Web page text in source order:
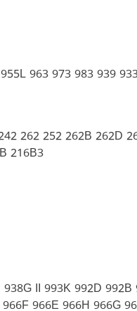
963 973 983 939
262 252 262B 262D
216B3
II 993K 992D
966E 966H 966G